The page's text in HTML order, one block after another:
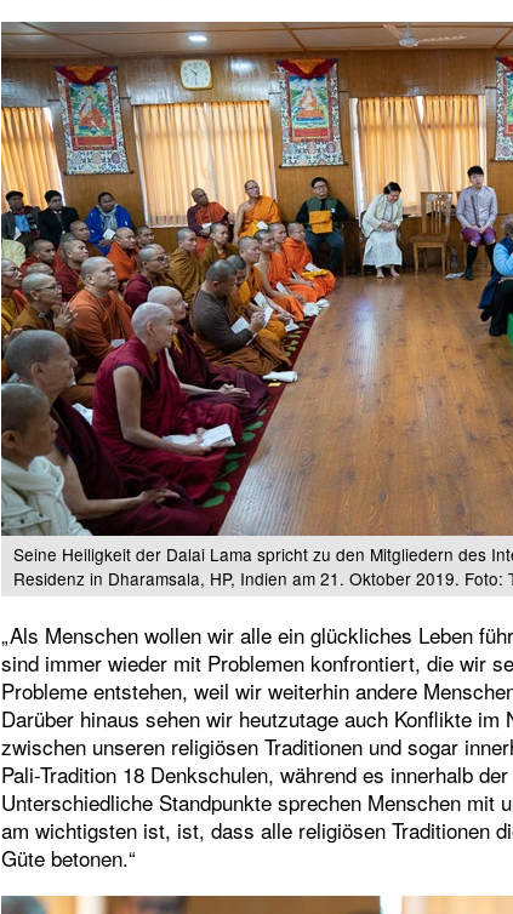
Seine Heiligkeit der Dalai Lama spricht zu den Mitgliedern des
Residenz in Dharamsala, HP, Indien am 21. Oktober 2019. Foto:
„Als Menschen wollen wir alle ein glückliches Leben
sind immer wieder mit Problemen konfrontiert, die wir
Probleme entstehen, weil wir weiterhin andere
Darüber hinaus sehen wir heutzutage auch Konflikte
zwischen unseren religiösen Traditionen und sogar
Pali-Tradition 18 Denkschulen, während es innerhalb
Unterschiedliche Standpunkte sprechen Menschen mit
am wichtigsten ist, ist, dass alle religiösen Traditionen
Güte betonen.“